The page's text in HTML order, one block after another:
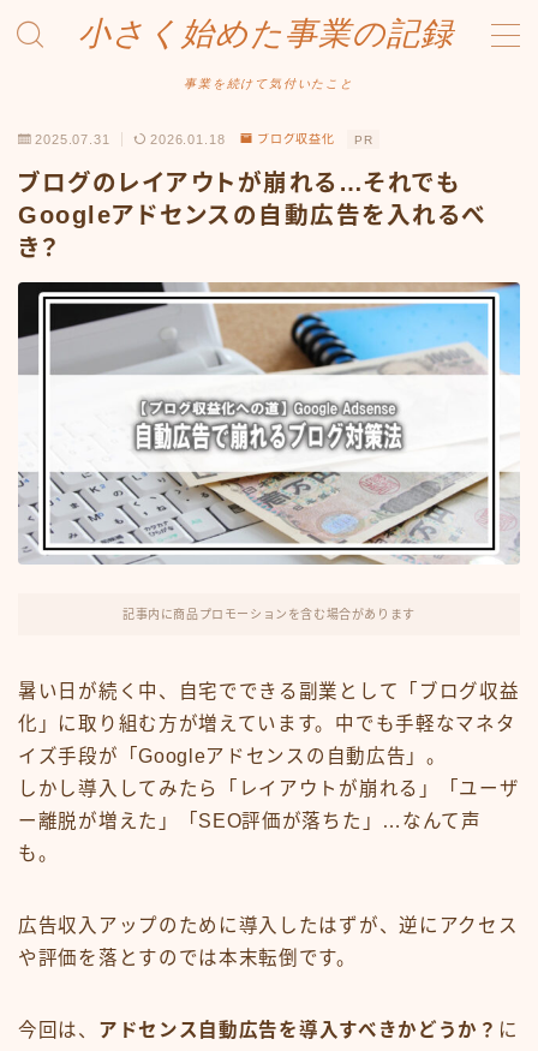
小さく始めた事業の記録
事業を続けて気付いたこと
Amazonせどり
出品ノウハウ
フリマ物販
Yahoo出品
メルカリ販売
投資・株
FX・仮想通貨
リスキング・ラーニング
2025.07.31 2026.01.18 ブログ収益化 PR
ブログのレイアウトが崩れる…それでも
Googleアドセンスの自動広告を入れるべ
き？
記事内に商品プロモーションを含む場合があります
暑い日が続く中、自宅でできる副業として「ブログ収益
化」に取り組む方が増えています。中でも手軽なマネタ
イズ手段が「Googleアドセンスの自動広告」。
しかし導入してみたら「レイアウトが崩れる」「ユーザ
ー離脱が増えた」「SEO評価が落ちた」…なんて声
も。
広告収入アップのために導入したはずが、逆にアクセス
や評価を落とすのでは本末転倒です。
今回は、 アドセンス自動広告を導入すべきかどうか？ に